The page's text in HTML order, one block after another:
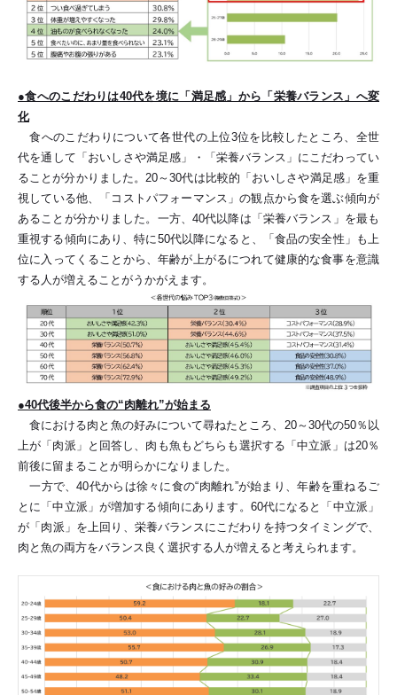
●食へのこだわりは40代を境に「満足感」から「栄養バランス」へ変
化
食へのこだわりについて各世代の上位3位を比較したところ、全世
代を通して「おいしさや満足感」・「栄養バランス」にこだわってい
ることが分かりました。20～30代は比較的「おいしさや満足感」を重
視している他、「コストパフォーマンス」の観点から食を選ぶ傾向が
あることが分かりました。一方、40代以降は「栄養バランス」を最も
重視する傾向にあり、特に50代以降になると、「食品の安全性」も上
位に入ってくることから、年齢が上がるにつれて健康的な食事を意識
する人が増えることがうかがえます。
●40代後半から食の“肉離れ”が始まる
食における肉と魚の好みについて尋ねたところ、20～30代の50％以
上が「肉派」と回答し、肉も魚もどちらも選択する「中立派」は20％
前後に留まることが明らかになりました。
一方で、40代からは徐々に食の“肉離れ”が始まり、年齢を重ねるご
とに「中立派」が増加する傾向にあります。60代になると「中立派」
が「肉派」を上回り、栄養バランスにこだわりを持つタイミングで、
肉と魚の両方をバランス良く選択する人が増えると考えられます。